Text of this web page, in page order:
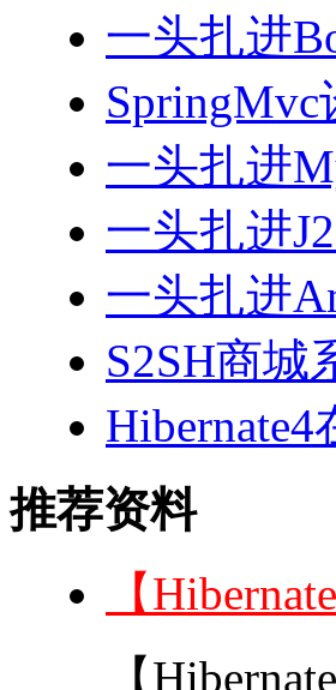
一头扎进
一头扎进
一头扎进
一头扎进
S2SH商城
推荐资料
【
【